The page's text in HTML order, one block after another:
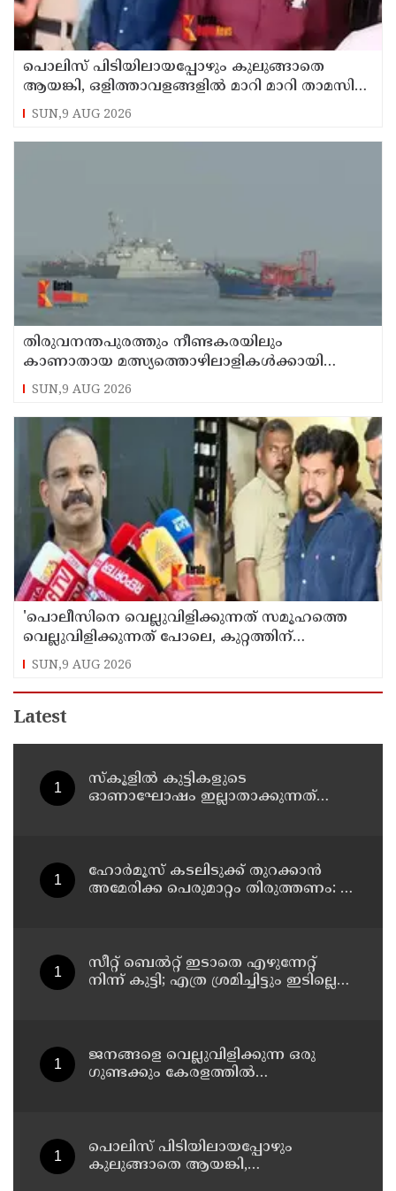
പൊലിസ് പിടിയിലായപ്പോഴും കുലുങ്ങാതെ
ആയങ്കി, ഒളിത്താവളങ്ങളില്‍ മാറി മാറി താമസിച്ച്
കണ്ണൂരിലെ ക്വട്ടേഷന്‍ നേതാവ്
SUN,9 AUG 2026
തിരുവനന്തപുരത്തും നീണ്ടകരയിലും
കാണാതായ മത്സ്യത്തൊഴിലാളികള്‍ക്കായി
തിരച്ചില്‍ പത്താം ദിവസത്തിലേക്ക്
SUN,9 AUG 2026
'പൊലീസിനെ വെല്ലുവിളിക്കുന്നത് സമൂഹത്തെ
വെല്ലുവിളിക്കുന്നത് പോലെ, കുറ്റത്തിന്
അനുസരിച്ച് ശിക്ഷ നല്‍കും':എഡിജിപി
SUN,9 AUG 2026
Latest
സ്‌കൂളില്‍ കുട്ടികളുടെ
ഓണാഘോഷം ഇല്ലാതാക്കുന്നത്
ഹോര്‍മൂസ് കടലിടുക്ക് തുറക്കാന്‍
അമേരിക്ക പെരുമാറ്റം തിരുത്തണം: 6
സീറ്റ് ബെല്‍റ്റ് ഇടാതെ എഴുന്നേറ്റ്
നിന്ന് കുട്ടി; എത്ര ശ്രമിച്ചിട്ടും ഇടില്ലെന്ന്
ജനങ്ങളെ വെല്ലുവിളിക്കുന്ന ഒരു
ഗുണ്ടക്കും കേരളത്തില്‍
പൊലിസ് പിടിയിലായപ്പോഴും
കുലുങ്ങാതെ ആയങ്കി,